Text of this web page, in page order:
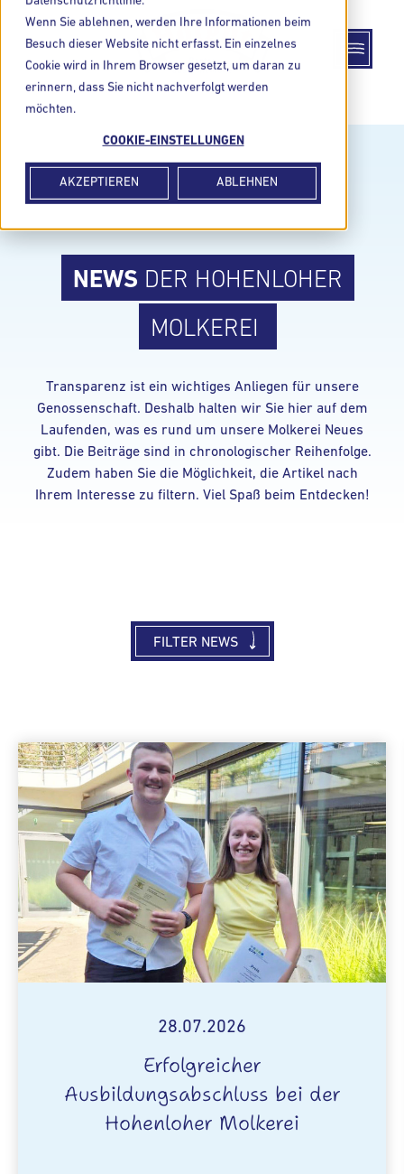
Wenn Sie ablehnen, werden Ihre Informationen beim
Besuch dieser Website nicht erfasst. Ein einzelnes
Cookie wird in Ihrem Browser gesetzt, um daran zu
erinnern, dass Sie nicht nachverfolgt werden
möchten.
COOKIE-EINSTELLUNGEN
AKZEPTIEREN ABLEHNEN
NEWS DER HOHENLOHER
MOLKEREI
Transparenz ist ein wichtiges Anliegen für unsere
Genossenschaft. Deshalb halten wir Sie hier auf dem
Laufenden, was es rund um unsere Molkerei Neues
gibt. Die Beiträge sind in chronologischer Reihenfolge.
Zudem haben Sie die Möglichkeit, die Artikel nach
Ihrem Interesse zu filtern. Viel Spaß beim Entdecken!
FILTER NEWS
28.07.2026
Erfolgreicher
Ausbildungsabschluss bei der
Hohenloher Molkerei